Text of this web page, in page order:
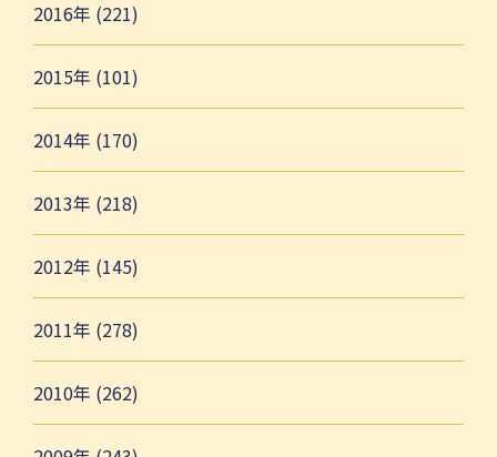
2016年 (221)
2015年 (101)
2014年 (170)
2013年 (218)
2012年 (145)
2011年 (278)
2010年 (262)